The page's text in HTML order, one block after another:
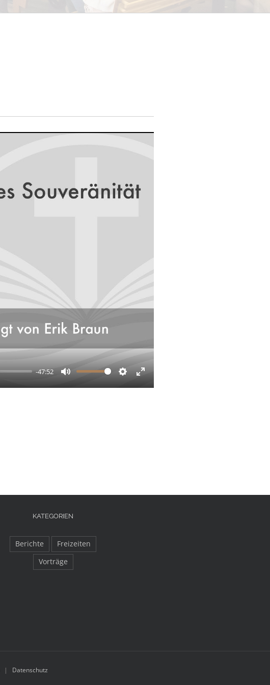
-47:52
Mute Settings
KATEGORIEN
Berichte
Freizeiten
Vorträge
| Datenschutz